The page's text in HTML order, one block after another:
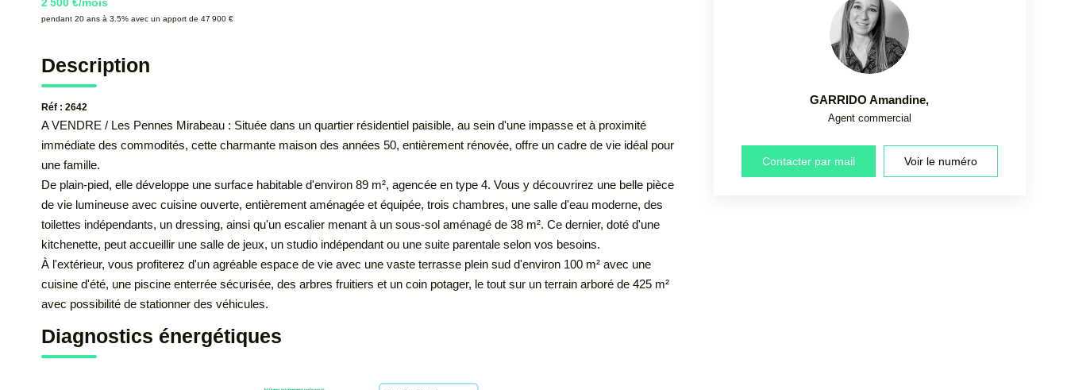
pendant 20 ans à 3.5% avec un apport de 47 900 €
Description
Réf : 2642
A VENDRE / Les Pennes Mirabeau : Située dans un quartier résidentiel paisible, au sein d'une impasse et à proximité
immédiate des commodités, cette charmante maison des années 50, entièrement rénovée, offre un cadre de vie idéal pour
une famille.
De plain-pied, elle développe une surface habitable d'environ 89 m², agencée en type 4. Vous y découvrirez une belle pièce
de vie lumineuse avec cuisine ouverte, entièrement aménagée et équipée, trois chambres, une salle d'eau moderne, des
toilettes indépendants, un dressing, ainsi qu'un escalier menant à un sous-sol aménagé de 38 m². Ce dernier, doté d'une
kitchenette, peut accueillir une salle de jeux, un studio indépendant ou une suite parentale selon vos besoins.
À l'extérieur, vous profiterez d'un agréable espace de vie avec une vaste terrasse plein sud d'environ 100 m² avec une
cuisine d'été, une piscine enterrée sécurisée, des arbres fruitiers et un coin potager, le tout sur un terrain arboré de 425 m²
avec possibilité de stationner des véhicules.
Diagnostics énergétiques
GARRIDO Amandine,
Agent commercial
Contacter par mail Voir le numéro